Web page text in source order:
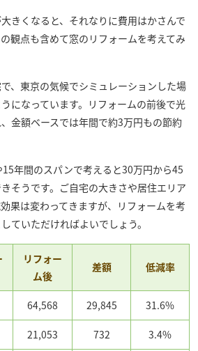
きくなると、それなりに費用はかさんで
観点も含めて窓のリフォームを考えてみ
、東京の気候でシミュレーションした場
になっています。リフォームの前後で光
金額ベースでは年間で約3万円もの節約
年間のスパンで考えると30万円から45
そうです。ご自宅の大きさや居住エリア
果は変わってきますが、リフォームを考
ていただければよいでしょう。
リフォー
ム後
差額 低減率
64,568 29,845 31.6%
21,053 732 3.4%